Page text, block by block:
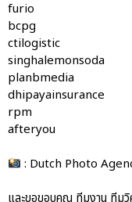
furio
bcpg
ctilogistic
singhalemonsoda
planbmedia
dhipayainsurance
rpm
afteryou
: Dutch Photo